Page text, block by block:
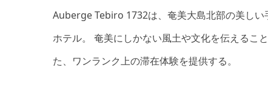
Auberge Tebiro 1732は、奄美大島北部の美し
ホテル。 奄美にしかない風土や文化を伝えるこ
た、ワンランク上の滞在体験を提供する。